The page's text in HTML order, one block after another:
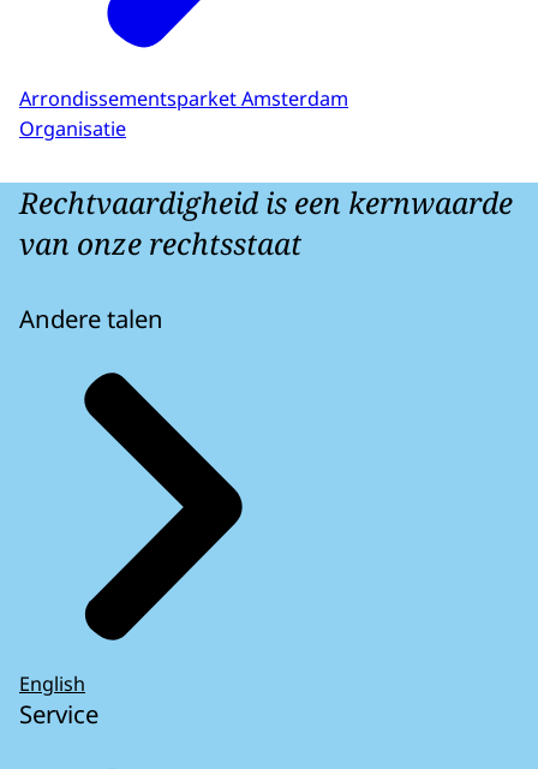
Arrondissementsparket Amsterdam
Organisatie
Rechtvaardigheid is een kernwaarde
van onze rechtsstaat
Andere talen
English
Service